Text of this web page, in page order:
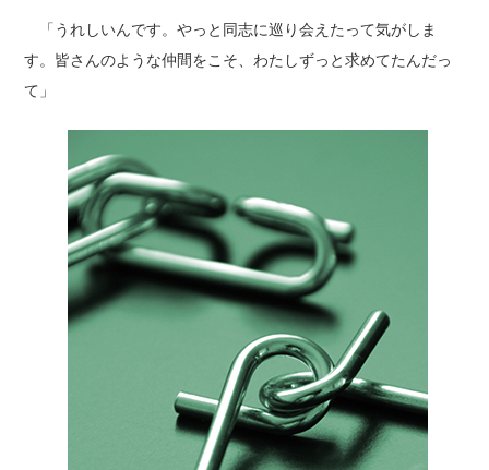
「うれしいんです。やっと同志に巡り会えたって気がしま
す。皆さんのような仲間をこそ、わたしずっと求めてたんだっ
て」